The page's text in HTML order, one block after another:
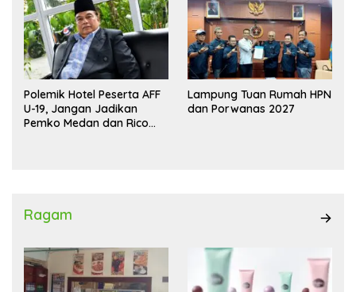
Polemik Hotel Peserta AFF
U-19, Jangan Jadikan
Pemko Medan dan Rico
Lampung Tuan Rumah HPN
dan Porwanas 2027
Ragam